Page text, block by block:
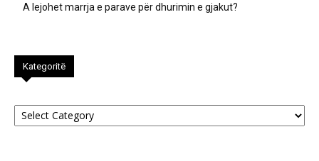
A lejohet marrja e parave për dhurimin e gjakut?
Kategoritë
Kategoritë